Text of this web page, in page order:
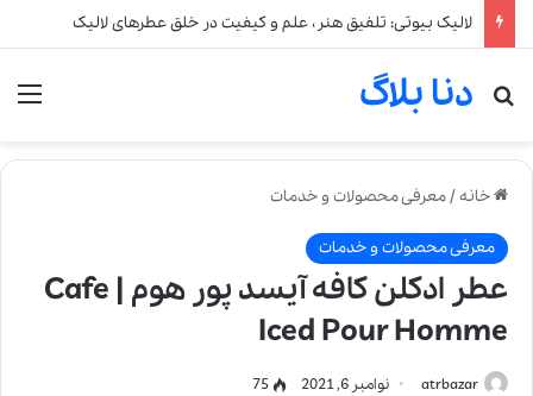
لالیک بیوتی: تلفیق هنر، علم و کیفیت در خلق عطرهای لالیک
دنا بلاگ
جستجو برای
خانه/معرفی محصولات و خدمات
معرفی محصولات و خدمات
عطر ادکلن کافه آیسد پور هوم | Cafe
Iced Pour Homme
atrbazar نوامبر 6, 2021
75